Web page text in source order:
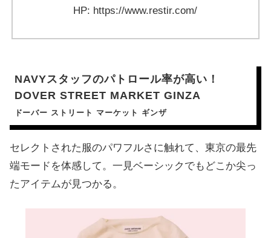
HP: https://www.restir.com/
NAVYスタッフのパトロール率が高い！
DOVER STREET MARKET GINZA
ドーバー ストリート マーケット ギンザ
セレクトされた服のパワフルさに触れて、東京の最先
端モードを体感して。一見ベーシックでもどこか尖っ
たアイテムが見つかる。